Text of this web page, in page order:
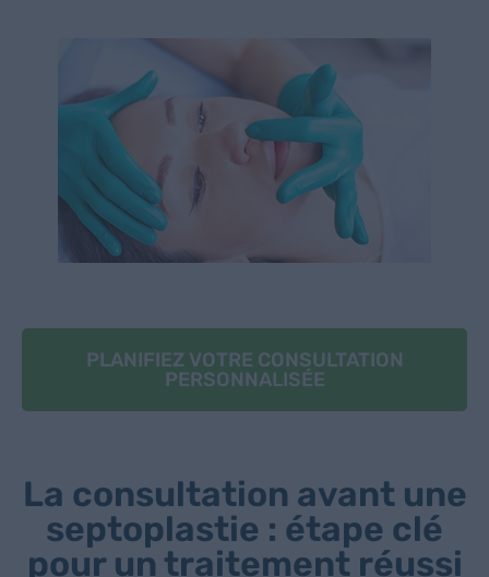
PLANIFIEZ VOTRE CONSULTATION
PERSONNALISÉE
La consultation avant une
septoplastie : étape clé
pour un traitement réussi